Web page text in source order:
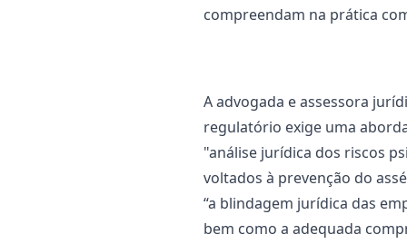
compreendam na prática
A advogada e assessora
regulatório exige uma
"análise jurídica dos riscos
voltados à prevenção do
“a blindagem jurídica das
bem como a adequada